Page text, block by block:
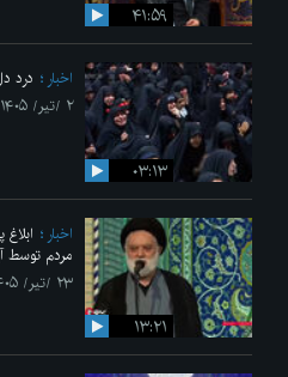
۴۱:۵۹
۰۳:۱۳
اخبار
درد
۲ /تیر/ ۱۴۰۵
۱۳:۲۱
اخبار
مردم توسط
۲۳ /تیر/ ۱۴۰۵